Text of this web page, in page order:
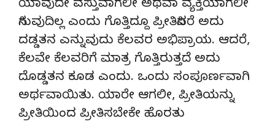
ಯಾವುದೇ ವಸ್ತುವಾಗಲೀ ಅಥವಾ ವ್ಯಕ್ತಿಯಾಗಲೀ
ಸಿಗುವುದಿಲ್ಲ ಎಂದು ಗೊತ್ತಿದ್ದೂ ಪ್ರೀತಿಸಿದರೆ ಅದು
ದಡ್ಡತನ ಎನ್ನುವುದು ಕೆಲವರ ಅಭಿಪ್ರಾಯ. ಆದರೆ,
ಕೆಲವೇ ಕೆಲವರಿಗೆ ಮಾತ್ರ ಗೊತ್ತಿರುತ್ತದೆ ಅದು
ದೊಡ್ಡತನ ಕೂಡ ಎಂದು. ಒಂದು ಸಂಪೂರ್ಣವಾಗಿ
ಅರ್ಥವಾಯಿತು. ಯಾರೇ ಆಗಲೀ, ಪ್ರೀತಿಯನ್ನು
ಪ್ರೀತಿಯಿಂದ ಪ್ರೀತಿಸಬೇಕೇ ಹೊರತು